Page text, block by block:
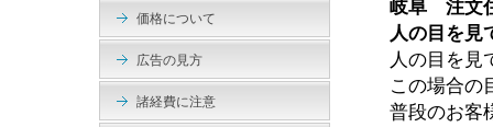
岐阜 注文
人の目を見
人の目を見
この場合の
普段のお客
価格について
広告の見方
諸経費に注意